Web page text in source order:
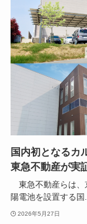
国内初となるカ
東急不動産が実
東急不動産らは、
陽電池を設置する国
2026年5月27日